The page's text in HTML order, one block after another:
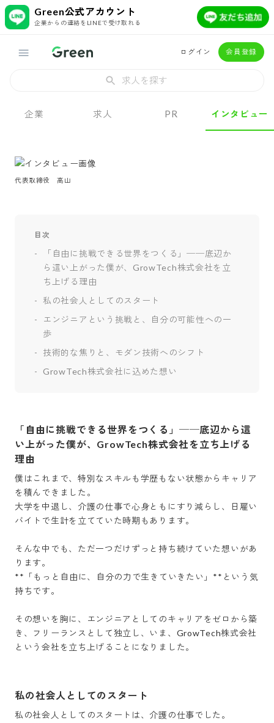
Green公式アカウント
企業からの連絡をLINEで受け取れる
ログイン 会員登録
求人を探す
企業 求人 PR インタビュー
代表取締役　高山
目次
「自由に挑戦できる世界をつくる」──底辺か
ら這い上がった僕が、GrowTech株式会社を立
ち上げる理由
私の社会人としてのスタート
エンジニアという挑戦と、自分の可能性への一
歩
技術的な焦りと、モダン技術へのシフト
GrowTech株式会社に込めた想い
「自由に挑戦できる世界をつくる」──底辺から這
い上がった僕が、GrowTech株式会社を立ち上げる
理由
僕はこれまで、特別なスキルも学歴もない状態からキャリア
を積んできました。
大学を中退し、介護の仕事で心身ともにすり減らし、日雇い
バイトで生計を立てていた時期もあります。
そんな中でも、ただ一つだけずっと持ち続けていた想いがあ
ります。
**「もっと自由に、自分の力で生きていきたい」**という気
持ちです。
その想いを胸に、エンジニアとしてのキャリアをゼロから築
き、フリーランスとして独立し、いま、GrowTech株式会社
という会社を立ち上げることになりました。
私の社会人としてのスタート
私の社会人としてのスタートは、介護の仕事でした。